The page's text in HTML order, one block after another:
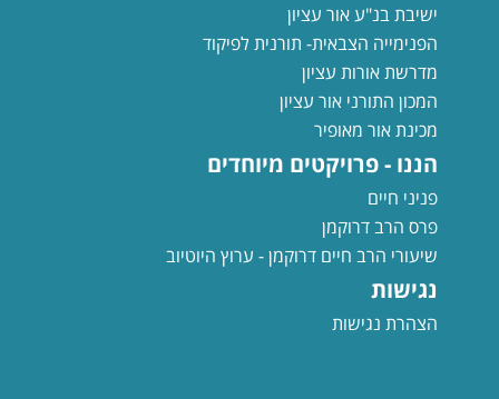
ישיבת בנ"ע אור עציון
הפנימייה הצבאית- תורנית לפיקוד
מדרשת אורות עציון
המכון התורני אור עציון
מכינת אור מאופיר
הננו - פרויקטים מיוחדים
פניני חיים
פרס הרב דרוקמן
שיעורי הרב חיים דרוקמן - ערוץ היוטיוב
נגישות
הצהרת נגישות